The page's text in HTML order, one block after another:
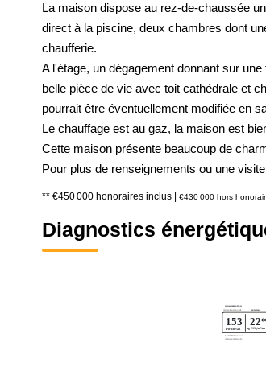
La maison dispose au rez-de-chaussée
direct à la piscine, deux chambres dont
chaufferie.
A l'étage, un dégagement donnant sur
belle pièce de vie avec toit cathédrale et
pourrait être éventuellement modifiée en
Le chauffage est au gaz, la maison est
Cette maison présente beaucoup de
Pour plus de renseignements ou une
** €450 000 honoraires inclus €430 000 hors
Diagnostics